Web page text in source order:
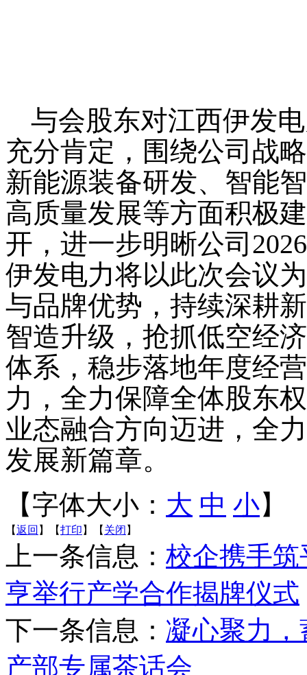
与会股东对江西伊发
充分肯定，围绕公司战
新能源装备研发、智能
高质量发展等方面积极
开，进一步明晰公司
伊发电力将以此次会议
与品牌优势，持续深耕
智造升级，抢抓低空经
体系，稳步落地年度经
力，全力保障全体股东
业态融合方向迈进，全
发展新篇章。
【字体大小： 大 中 小】
【返回 】【打印 】【 关闭 】
上一条信息： 校企携手
亨举行产学合作揭牌仪式
下一条信息： 凝心聚力
产部专属茶话会